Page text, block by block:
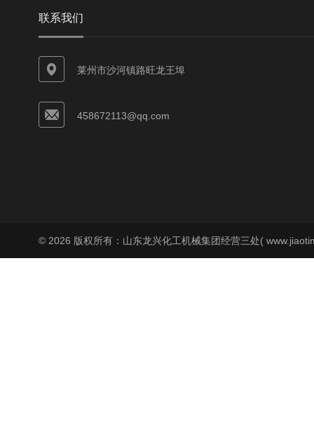
联系我们
莱州市沙河镇路旺龙王埠
458672113@qq.com
© 2026 版权所有：山东龙兴化工机械集团经营三处(